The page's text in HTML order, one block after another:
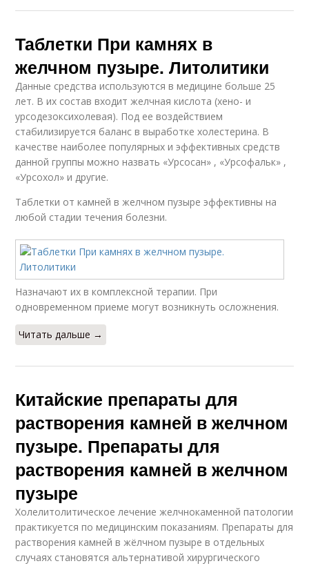
Таблетки При камнях в
желчном пузыре. Литолитики
Данные средства используются в медицине больше 25
лет. В их состав входит желчная кислота (хено- и
урсодезоксихолевая). Под ее воздействием
стабилизируется баланс в выработке холестерина. В
качестве наиболее популярных и эффективных средств
данной группы можно назвать «Урсосан» , «Урсофальк» ,
«Урсохол» и другие.
Таблетки от камней в желчном пузыре эффективны на
любой стадии течения болезни.
Назначают их в комплексной терапии. При
одновременном приеме могут возникнуть осложнения.
Читать дальше →
Китайские препараты для
растворения камней в желчном
пузыре. Препараты для
растворения камней в желчном
пузыре
Холелитолитическое лечение желчнокаменной патологии
практикуется по медицинским показаниям. Препараты для
растворения камней в жёлчном пузыре в отдельных
случаях становятся альтернативой хирургического